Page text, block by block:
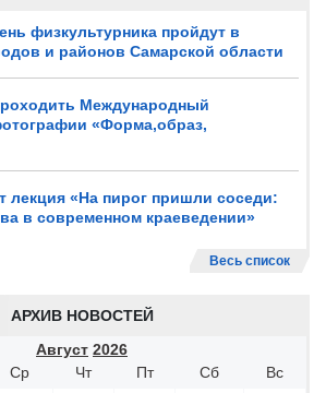
физкультурника пройдут в
и районов Самарской области
Международный
«Форма,образ,
лекция «На пирог пришли соседи:
в современном краеведении»
Весь список
АРХИВ НОВОСТЕЙ
Август 2026
Ср Чт Пт Сб
Вс